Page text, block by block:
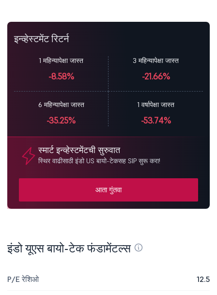
इन्व्हेस्टमेंट रिटर्न
1 महिन्यापेक्षा जास्त
-8.58%
3 महिन्यापेक्षा जास्त
-21.66%
6 महिन्यापेक्षा जास्त
-35.25%
1 वर्षापेक्षा जास्त
-53.74%
स्मार्ट इन्व्हेस्टमेंटची सुरुवात
स्थिर वाढीसाठी इंडो US बायो-टेकसह SIP सुरू करा!
आता गुंतवा
इंडो यूएस बायो-टेक फंडामेंटल्स
P/E रेशिओ 12.5